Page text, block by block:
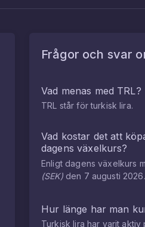
Frågor och svar
Vad menas med TRL?
TRL står förturkisk lira.
Vad kostar det att
dagens växelkurs?
Enligt dagens växelkurs
(SEK)den 7 augusti 2026.
Hur länge har man
Turkisk lira har varit aktiv